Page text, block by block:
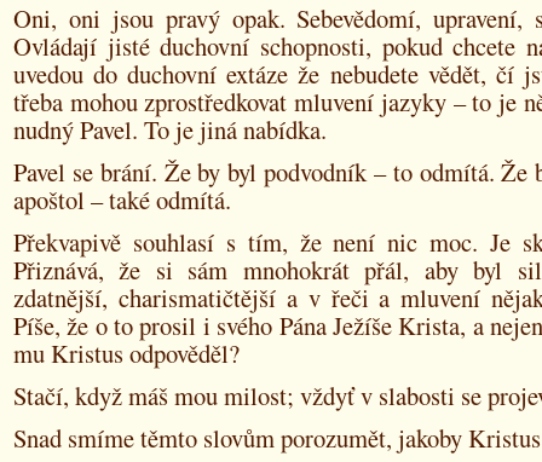
Oni, oni jsou pravý opak. Sebevědomí, upravení,
Ovládají jisté duchovní schopnosti, pokud chcete
uvedou do duchovní extáze že nebudete vědět, čí
třeba mohou zprostředkovat mluvení jazyky – to je
nudný Pavel. To je jiná nabídka.
Pavel se brání. Že by byl podvodník – to odmítá. Že
apoštol – také odmítá.
Překvapivě souhlasí s tím, že není nic moc. Je
Přiznává, že si sám mnohokrát přál, aby byl
zdatnější, charismatičtější a v řeči a mluvení
Píše, že o to prosil i svého Pána Ježíše Krista, a
mu Kristus odpověděl?
Stačí, když máš mou milost; vždyť v slabosti se
Snad smíme těmto slovům porozumět, jakoby